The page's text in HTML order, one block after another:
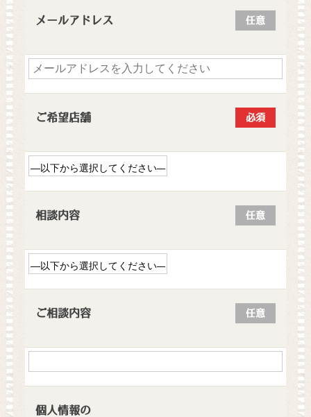
メールアドレス 任意
ご希望店舗 必須
相談内容 任意
ご相談内容 任意
個人情報の